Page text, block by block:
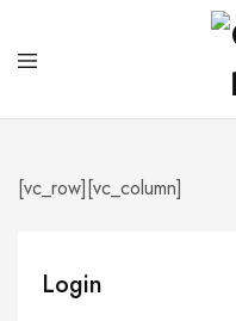
[vc_row][vc_column]
Login